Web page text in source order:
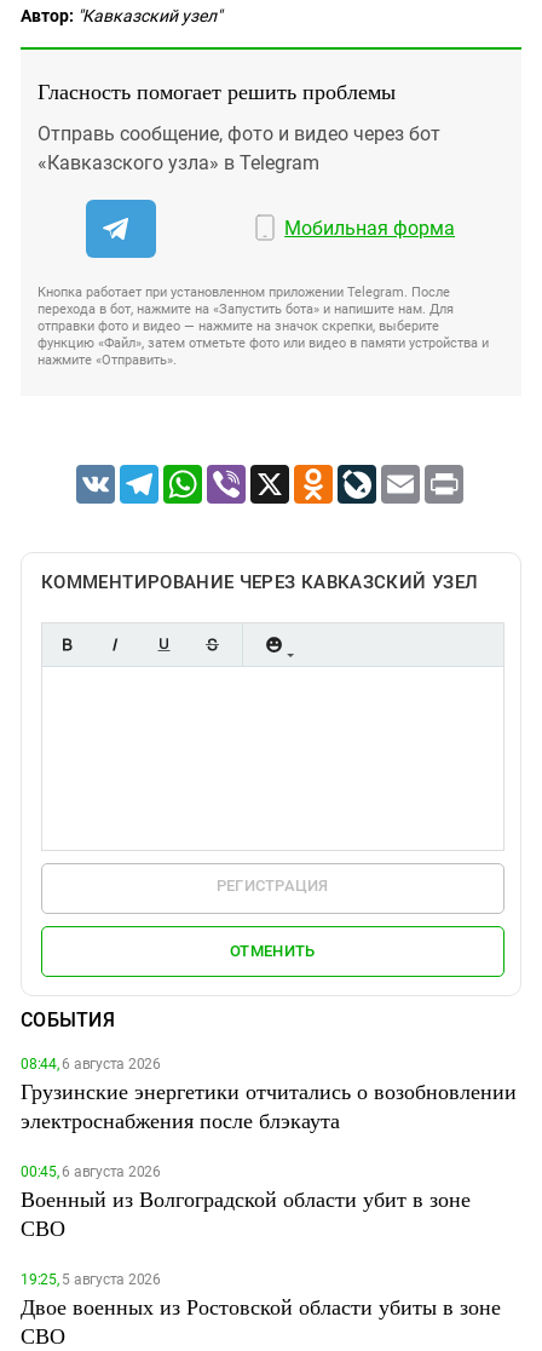
Автор: "Кавказский узел"
Гласность помогает решить проблемы
Отправь сообщение, фото и видео через бот
«Кавказского узла» в Telegram
Мобильная форма
Кнопка работает при установленном приложении Telegram. После
перехода в бот, нажмите на «Запустить бота» и напишите нам. Для
отправки фото и видео — нажмите на значок скрепки, выберите
функцию «Файл», затем отметьте фото или видео в памяти устройства и
нажмите «Отправить».
VK TelegramWhatsApp
Viber X Odnoklassniki
LiveJournal
Email Print
КОММЕНТИРОВАНИЕ ЧЕРЕЗ КАВКАЗСКИЙ УЗЕЛ
РЕГИСТРАЦИЯ
ОТМЕНИТЬ
СОБЫТИЯ
08:44,6 августа 2026
Грузинские энергетики отчитались о возобновлении
электроснабжения после блэкаута
00:45,6 августа 2026
Военный из Волгоградской области убит в зоне
СВО
19:25,5 августа 2026
Двое военных из Ростовской области убиты в зоне
СВО